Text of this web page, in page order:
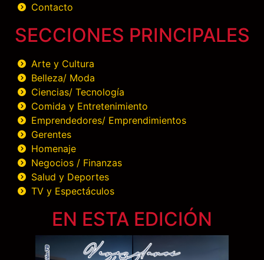
Contacto
SECCIONES PRINCIPALES
Arte y Cultura
Belleza/ Moda
Ciencias/ Tecnología
Comida y Entretenimiento
Emprendedores/ Emprendimientos
Gerentes
Homenaje
Negocios / Finanzas
Salud y Deportes
TV y Espectáculos
EN ESTA EDICIÓN